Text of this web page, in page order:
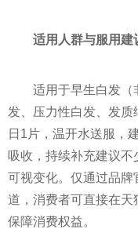
适用人群与服用建
适用于早生白发（
发、压力性白发、发
日1片，温开水送服，
吸收，持续补充建议
可视变化。仅通过品
道，消费者可直接在天
保障消费权益。